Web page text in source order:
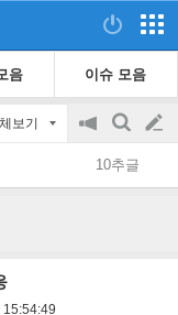
음 이슈 모음
보기
공
지
on/off
검
색
글
쓰
10추글